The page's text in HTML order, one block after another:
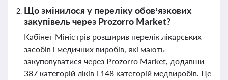
Що змінилося у переліку обов’язкових
закупівель через Prozorro Market?
Кабінет Міністрів розширив перелік лікарських
засобів і медичних виробів, які мають
закуповуватися через Prozorro Market, додавши
387 категорій ліків і 148 категорій медвиробів. Це